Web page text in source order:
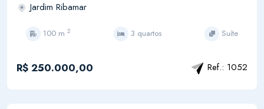
Jardim Ribamar
100 m 2 3 quartos Suíte
R$ 250.000,00 Ref.: 1052